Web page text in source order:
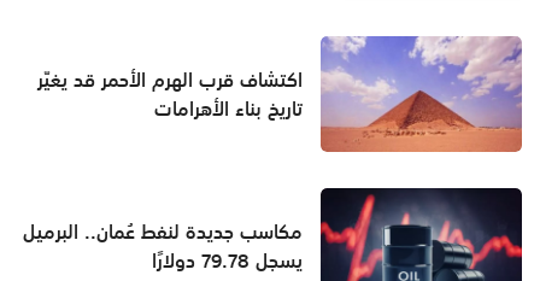
اكتشاف قرب الهرم الأحمر قد يغيّر
تاريخ بناء الأهرامات
مكاسب جديدة لنفط عُمان.. البرميل
يسجل 79.78 دولارًا